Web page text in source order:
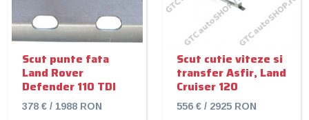
Scut punte fata
Land Rover
Defender 110 TDI
378 € / 1988 RON
Scut cutie viteze si
transfer Asfir, Land
Cruiser 120
556 € / 2925 RON